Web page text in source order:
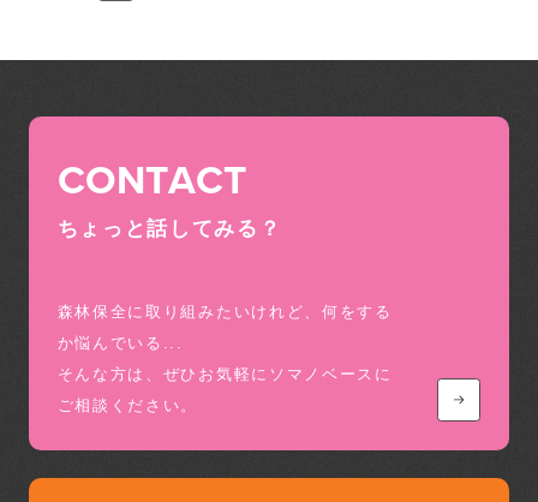
CONTACT
ちょっと話してみる？
森林保全に取り組みたいけれど、何をする
か悩んでいる...
そんな方は、ぜひお気軽にソマノベースに
ご相談ください。